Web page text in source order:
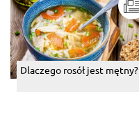
Dlaczego rosół jest mętny?